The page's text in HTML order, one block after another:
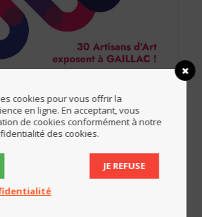
Européennes des Métiers d’Art
cookies pour vous offrir la
en ligne. En acceptant, vous
de cookies conformément à notre
des cookies.
JE REFUSE